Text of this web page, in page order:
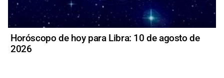
Horóscopo de hoy para Libra: 10 de agosto de
2026